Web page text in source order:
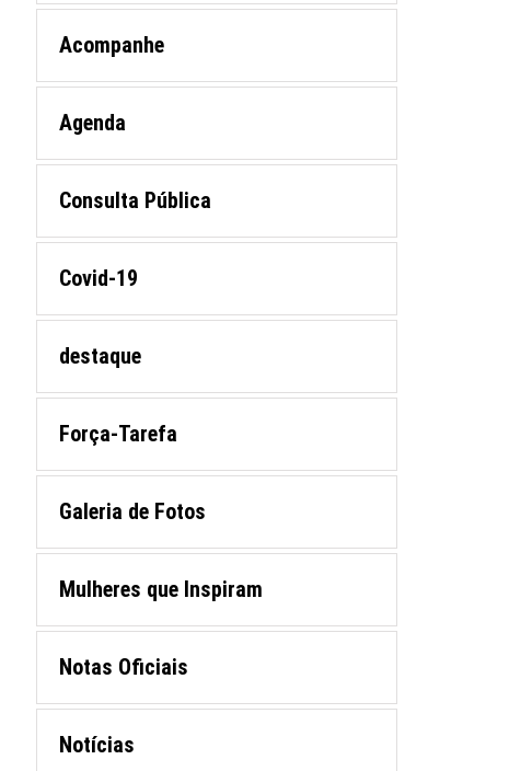
Acompanhe
Agenda
Consulta Pública
Covid-19
destaque
Força-Tarefa
Galeria de Fotos
Mulheres que Inspiram
Notas Oficiais
Notícias